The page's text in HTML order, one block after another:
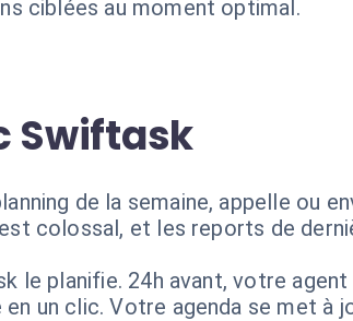
ciblées au moment optimal.
Swiftask
de la semaine, appelle ou
colossal, et les reports de
le planifie. 24h avant, votre
un clic. Votre agenda se met à